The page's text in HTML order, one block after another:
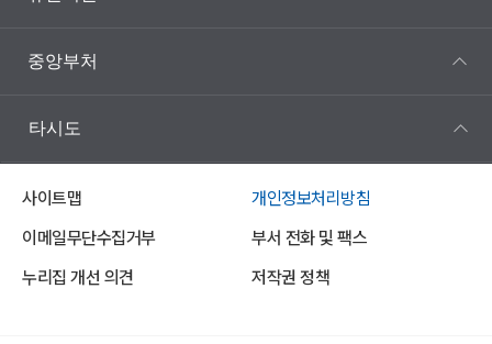
중앙부처
타시도
사이트맵
개인정보처리방침
이메일무단수집거부
부서 전화 및 팩스
누리집 개선 의견
저작권 정책